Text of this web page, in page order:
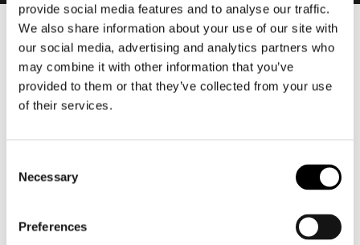
provide social media features and to analyse our traffic.
We also share information about your use of our site with
our social media, advertising and analytics partners who
may combine it with other information that you’ve
provided to them or that they’ve collected from your use
of their services.
Selection
Necessary
Preferences
Heren
Motorkleding heren
Motorjas heren
Motorbroek heren
Motorhoodie heren
Motorhelm heren